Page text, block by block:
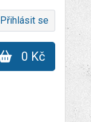
Přihlásit se
0 Kč